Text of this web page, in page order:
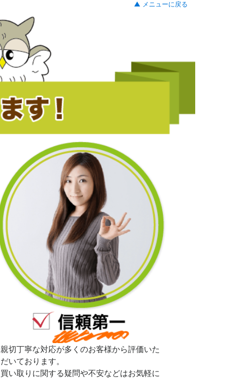
▲ メニューに戻る
親切丁寧な対応が多くのお客様から評価いた
だいております。
買い取りに関する疑問や不安などはお気軽に